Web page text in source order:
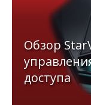
Обзор
доступа